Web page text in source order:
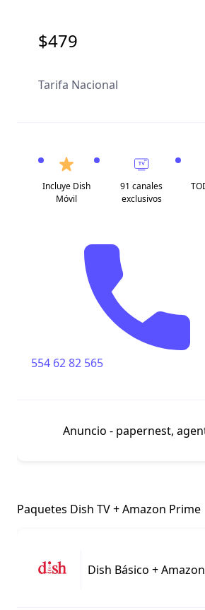
$479
Tarifa Nacional
Incluye Dish
Móvil
91 canales
exclusivos
554 62 82 565
Anuncio - papernest,
Paquetes Dish TV + Amazon Prime
Dish Básico +